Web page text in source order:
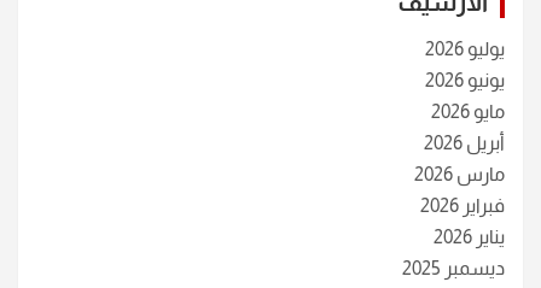
يوليو 2026
يونيو 2026
مايو 2026
أبريل 2026
مارس 2026
فبراير 2026
يناير 2026
ديسمبر 2025